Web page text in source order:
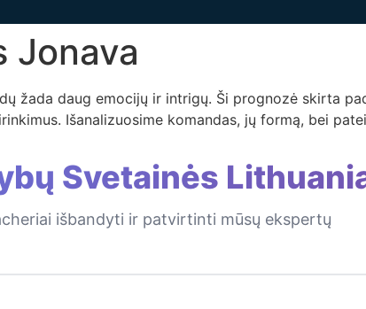
Jonava
žada daug emocijų ir intrigų. Ši prognozė skirta
Išanalizuosime komandas, jų formą, bei
Svetainės
išbandyti ir patvirtinti mūsų ekspertų